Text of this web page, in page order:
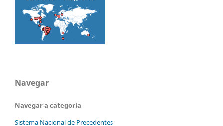
Navegar
Navegar a categoria
Sistema Nacional de Precedentes